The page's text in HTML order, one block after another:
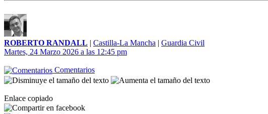
ROBERTO RANDALL | Castilla-La Mancha | Guardia Civil
Martes, 24 Marzo 2026 a las 12:45 pm
Comentarios
Enlace copiado